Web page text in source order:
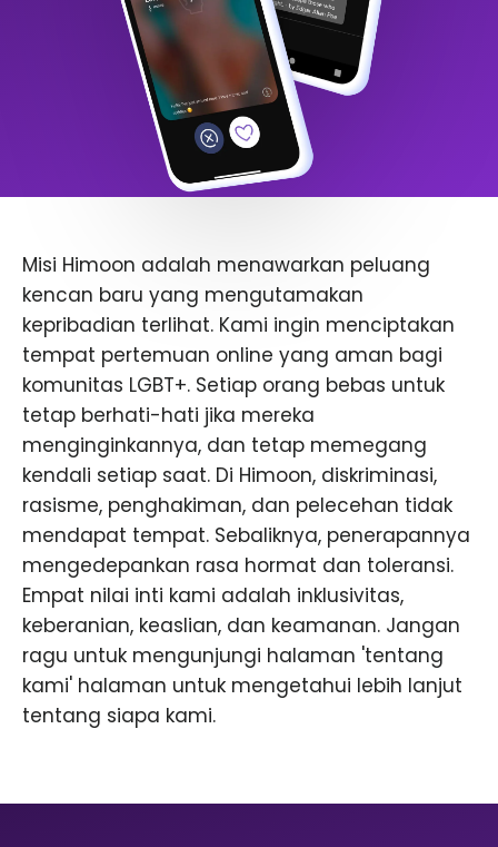
Misi Himoon adalah menawarkan peluang
kencan baru yang mengutamakan
kepribadian terlihat. Kami ingin menciptakan
tempat pertemuan online yang aman bagi
komunitas LGBT+. Setiap orang bebas untuk
tetap berhati-hati jika mereka
menginginkannya, dan tetap memegang
kendali setiap saat. Di Himoon, diskriminasi,
rasisme, penghakiman, dan pelecehan tidak
mendapat tempat. Sebaliknya, penerapannya
mengedepankan rasa hormat dan toleransi.
Empat nilai inti kami adalah inklusivitas,
keberanian, keaslian, dan keamanan. Jangan
ragu untuk mengunjungi halaman 'tentang
kami' halaman untuk mengetahui lebih lanjut
tentang siapa kami.